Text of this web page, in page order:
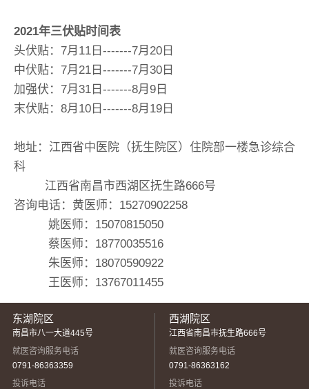
2021年三伏贴时间表
头伏贴：7月11日-------7月20日
中伏贴：7月21日-------7月30日
加强伏：7月31日-------8月9日
末伏贴：8月10日-------8月19日
地址：江西省中医院（抚生院区）住院部一楼急诊综合
科
江西省南昌市西湖区抚生路666号
咨询电话：黄医师：15270902258
姚医师：15070815050
蔡医师：18770035516
朱医师：18070590922
王医师：13767011455
东湖院区
南昌市八一大道445号
就医咨询服务电话
0791-86363359
投诉电话
西湖院区
江西省南昌市抚生路666号
就医咨询服务电话
0791-86363162
投诉电话